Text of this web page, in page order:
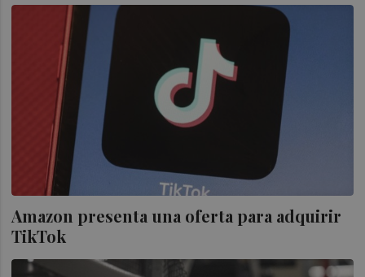
Amazon presenta una oferta para adquirir
TikTok